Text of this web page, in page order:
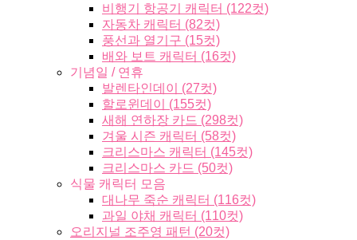
비행기 항공기 캐릭터 (122컷)
자동차 캐릭터 (82컷)
풍선과 열기구 (15컷)
배와 보트 캐릭터 (16컷)
기념일 / 연휴
발렌타인데이 (27컷)
할로윈데이 (155컷)
새해 연하장 카드 (298컷)
겨울 시즌 캐릭터 (58컷)
크리스마스 캐릭터 (145컷)
크리스마스 카드 (50컷)
식물 캐릭터 모음
대나무 죽순 캐릭터 (116컷)
과일 야채 캐릭터 (110컷)
오리지널 조주영 패턴 (20컷)